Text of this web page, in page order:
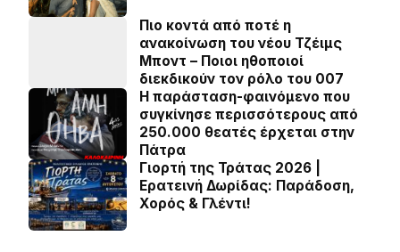
Πιο κοντά από ποτέ η
ανακοίνωση του νέου Τζέιμς
Μποντ – Ποιοι ηθοποιοί
διεκδικούν τον ρόλο του 007
Η παράσταση-φαινόμενο που
συγκίνησε περισσότερους από
250.000 θεατές έρχεται στην
Πάτρα
Γιορτή της Τράτας 2026 |
Ερατεινή Δωρίδας: Παράδοση,
Χορός & Γλέντι!